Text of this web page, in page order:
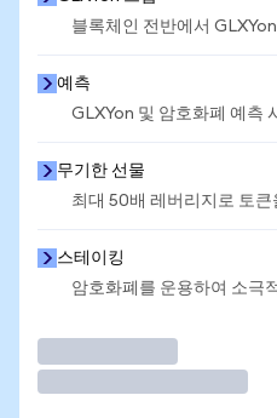
블록체인 전반에서
예측
GLXYon 및 암호화폐 예측
무기한 선물
최대 50배 레버리지로 토큰
스테이킹
암호화폐를 운용하여 소극